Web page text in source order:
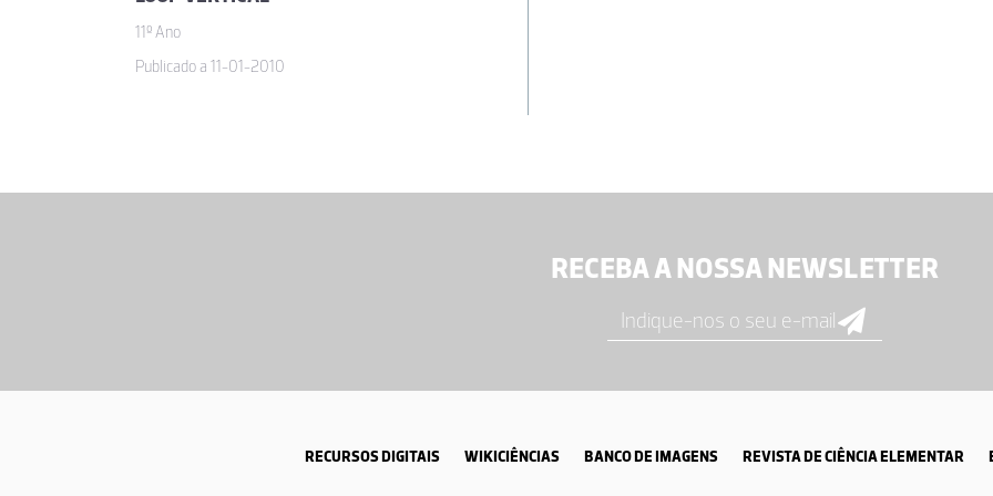
11º Ano
Publicado a 11-01-2010
RECEBA A NOSSA NEWSLETTER
RECURSOS DIGITAIS WIKICIÊNCIAS BANCO DE IMAGENS REVISTA DE CIÊNCIA ELEMENTAR